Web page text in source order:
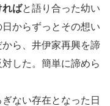
ればと語り合った幼い
からずっとその想い
ら、井伊家再興を諦
した。簡単に諦めら
ない存在となった日